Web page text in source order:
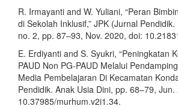
R. Irmayanti and W. Yuliani, “Peran
di Sekolah Inklusif,” JPK (Jurnal
no. 2, pp. 87–93, Nov. 2020, doi:
E. Erdiyanti and S. Syukri, “Peningkatan
PAUD Non PG-PAUD Melalui
Media Pembelajaran Di Kecamatan
Pendidik. Anak Usia Dini, pp. 68–79, Jun.
10.37985/murhum.v2i1.34.